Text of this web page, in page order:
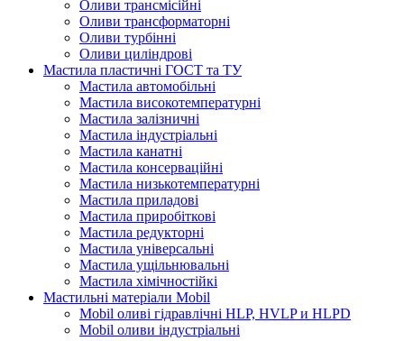
Оливи трансмісійні
Оливи трансформаторні
Оливи турбінні
Оливи циліндрові
Мастила пластичні ГОСТ та ТУ
Мастила автомобільні
Мастила високотемпературні
Мастила залізничні
Мастила індустріальні
Мастила канатні
Мастила консерваційні
Мастила низькотемпературні
Мастила приладові
Мастила приробіткові
Мастила редукторні
Мастила універсальні
Мастила ущільнювальні
Мастила хімічностійкі
Мастильні матеріали Mobil
Mobil оливі гідравлічні HLP, HVLP и HLPD
Mobil оливи індустріальні